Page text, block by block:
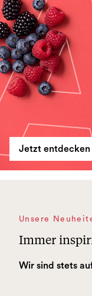
Jetzt entdecken
Unsere
Immer
Wir sind stets